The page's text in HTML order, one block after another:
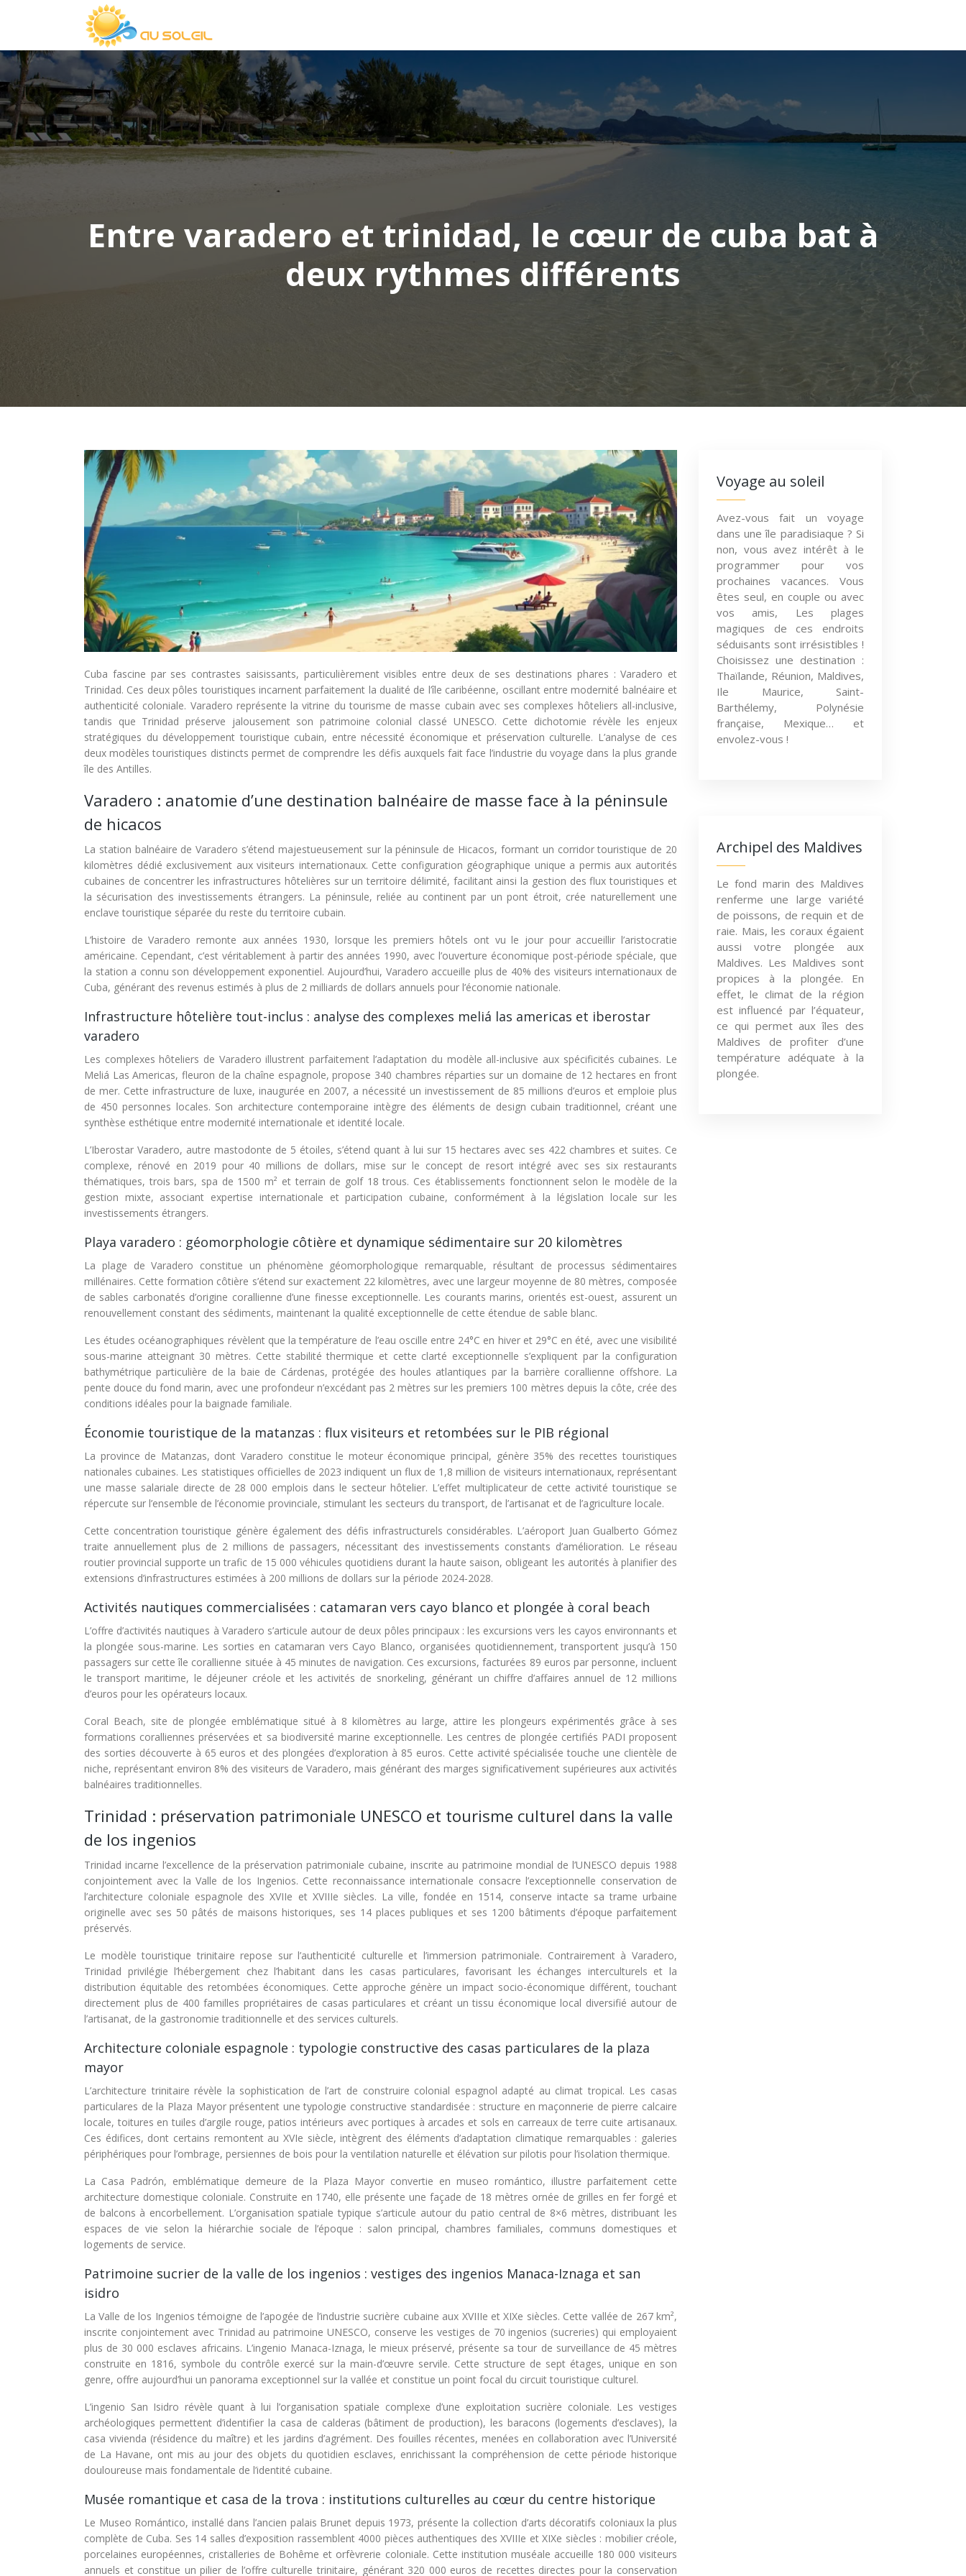
Entre varadero et trinidad, le cœur de cuba bat à
deux rythmes différents
Cuba fascine par ses contrastes saisissants, particulièrement visibles entre deux de ses destinations phares : Varadero et
Trinidad. Ces deux pôles touristiques incarnent parfaitement la dualité de l’île caribéenne, oscillant entre modernité balnéaire et
authenticité coloniale. Varadero représente la vitrine du tourisme de masse cubain avec ses complexes hôteliers all-inclusive,
tandis que Trinidad préserve jalousement son patrimoine colonial classé UNESCO. Cette dichotomie révèle les enjeux
stratégiques du développement touristique cubain, entre nécessité économique et préservation culturelle. L’analyse de ces
deux modèles touristiques distincts permet de comprendre les défis auxquels fait face l’industrie du voyage dans la plus grande
île des Antilles.
Varadero : anatomie d’une destination balnéaire de masse face à la péninsule
de hicacos
La station balnéaire de Varadero s’étend majestueusement sur la péninsule de Hicacos, formant un corridor touristique de 20
kilomètres dédié exclusivement aux visiteurs internationaux. Cette configuration géographique unique a permis aux autorités
cubaines de concentrer les infrastructures hôtelières sur un territoire délimité, facilitant ainsi la gestion des flux touristiques et
la sécurisation des investissements étrangers. La péninsule, reliée au continent par un pont étroit, crée naturellement une
enclave touristique séparée du reste du territoire cubain.
L’histoire de Varadero remonte aux années 1930, lorsque les premiers hôtels ont vu le jour pour accueillir l’aristocratie
américaine. Cependant, c’est véritablement à partir des années 1990, avec l’ouverture économique post-période spéciale, que
la station a connu son développement exponentiel. Aujourd’hui, Varadero accueille plus de 40% des visiteurs internationaux de
Cuba, générant des revenus estimés à plus de 2 milliards de dollars annuels pour l’économie nationale.
Infrastructure hôtelière tout-inclus : analyse des complexes meliá las americas et iberostar
varadero
Les complexes hôteliers de Varadero illustrent parfaitement l’adaptation du modèle all-inclusive aux spécificités cubaines. Le
Meliá Las Americas, fleuron de la chaîne espagnole, propose 340 chambres réparties sur un domaine de 12 hectares en front
de mer. Cette infrastructure de luxe, inaugurée en 2007, a nécessité un investissement de 85 millions d’euros et emploie plus
de 450 personnes locales. Son architecture contemporaine intègre des éléments de design cubain traditionnel, créant une
synthèse esthétique entre modernité internationale et identité locale.
L’Iberostar Varadero, autre mastodonte de 5 étoiles, s’étend quant à lui sur 15 hectares avec ses 422 chambres et suites. Ce
complexe, rénové en 2019 pour 40 millions de dollars, mise sur le concept de resort intégré avec ses six restaurants
thématiques, trois bars, spa de 1500 m² et terrain de golf 18 trous. Ces établissements fonctionnent selon le modèle de la
gestion mixte, associant expertise internationale et participation cubaine, conformément à la législation locale sur les
investissements étrangers.
Playa varadero : géomorphologie côtière et dynamique sédimentaire sur 20 kilomètres
La plage de Varadero constitue un phénomène géomorphologique remarquable, résultant de processus sédimentaires
millénaires. Cette formation côtière s’étend sur exactement 22 kilomètres, avec une largeur moyenne de 80 mètres, composée
de sables carbonatés d’origine corallienne d’une finesse exceptionnelle. Les courants marins, orientés est-ouest, assurent un
renouvellement constant des sédiments, maintenant la qualité exceptionnelle de cette étendue de sable blanc.
Les études océanographiques révèlent que la température de l’eau oscille entre 24°C en hiver et 29°C en été, avec une visibilité
sous-marine atteignant 30 mètres. Cette stabilité thermique et cette clarté exceptionnelle s’expliquent par la configuration
bathymétrique particulière de la baie de Cárdenas, protégée des houles atlantiques par la barrière corallienne offshore. La
pente douce du fond marin, avec une profondeur n’excédant pas 2 mètres sur les premiers 100 mètres depuis la côte, crée des
conditions idéales pour la baignade familiale.
Économie touristique de la matanzas : flux visiteurs et retombées sur le PIB régional
La province de Matanzas, dont Varadero constitue le moteur économique principal, génère 35% des recettes touristiques
nationales cubaines. Les statistiques officielles de 2023 indiquent un flux de 1,8 million de visiteurs internationaux, représentant
une masse salariale directe de 28 000 emplois dans le secteur hôtelier. L’effet multiplicateur de cette activité touristique se
répercute sur l’ensemble de l’économie provinciale, stimulant les secteurs du transport, de l’artisanat et de l’agriculture locale.
Cette concentration touristique génère également des défis infrastructurels considérables. L’aéroport Juan Gualberto Gómez
traite annuellement plus de 2 millions de passagers, nécessitant des investissements constants d’amélioration. Le réseau
routier provincial supporte un trafic de 15 000 véhicules quotidiens durant la haute saison, obligeant les autorités à planifier des
extensions d’infrastructures estimées à 200 millions de dollars sur la période 2024-2028.
Activités nautiques commercialisées : catamaran vers cayo blanco et plongée à coral beach
L’offre d’activités nautiques à Varadero s’articule autour de deux pôles principaux : les excursions vers les cayos environnants et
la plongée sous-marine. Les sorties en catamaran vers Cayo Blanco, organisées quotidiennement, transportent jusqu’à 150
passagers sur cette île corallienne située à 45 minutes de navigation. Ces excursions, facturées 89 euros par personne, incluent
le transport maritime, le déjeuner créole et les activités de snorkeling, générant un chiffre d’affaires annuel de 12 millions
d’euros pour les opérateurs locaux.
Coral Beach, site de plongée emblématique situé à 8 kilomètres au large, attire les plongeurs expérimentés grâce à ses
formations coralliennes préservées et sa biodiversité marine exceptionnelle. Les centres de plongée certifiés PADI proposent
des sorties découverte à 65 euros et des plongées d’exploration à 85 euros. Cette activité spécialisée touche une clientèle de
niche, représentant environ 8% des visiteurs de Varadero, mais générant des marges significativement supérieures aux activités
balnéaires traditionnelles.
Trinidad : préservation patrimoniale UNESCO et tourisme culturel dans la valle
de los ingenios
Trinidad incarne l’excellence de la préservation patrimoniale cubaine, inscrite au patrimoine mondial de l’UNESCO depuis 1988
conjointement avec la Valle de los Ingenios. Cette reconnaissance internationale consacre l’exceptionnelle conservation de
l’architecture coloniale espagnole des XVIIe et XVIIIe siècles. La ville, fondée en 1514, conserve intacte sa trame urbaine
originelle avec ses 50 pâtés de maisons historiques, ses 14 places publiques et ses 1200 bâtiments d’époque parfaitement
préservés.
Le modèle touristique trinitaire repose sur l’authenticité culturelle et l’immersion patrimoniale. Contrairement à Varadero,
Trinidad privilégie l’hébergement chez l’habitant dans les casas particulares, favorisant les échanges interculturels et la
distribution équitable des retombées économiques. Cette approche génère un impact socio-économique différent, touchant
directement plus de 400 familles propriétaires de casas particulares et créant un tissu économique local diversifié autour de
l’artisanat, de la gastronomie traditionnelle et des services culturels.
Architecture coloniale espagnole : typologie constructive des casas particulares de la plaza
mayor
L’architecture trinitaire révèle la sophistication de l’art de construire colonial espagnol adapté au climat tropical. Les casas
particulares de la Plaza Mayor présentent une typologie constructive standardisée : structure en maçonnerie de pierre calcaire
locale, toitures en tuiles d’argile rouge, patios intérieurs avec portiques à arcades et sols en carreaux de terre cuite artisanaux.
Ces édifices, dont certains remontent au XVIe siècle, intègrent des éléments d’adaptation climatique remarquables : galeries
périphériques pour l’ombrage, persiennes de bois pour la ventilation naturelle et élévation sur pilotis pour l’isolation thermique.
La Casa Padrón, emblématique demeure de la Plaza Mayor convertie en museo romántico, illustre parfaitement cette
architecture domestique coloniale. Construite en 1740, elle présente une façade de 18 mètres ornée de grilles en fer forgé et
de balcons à encorbellement. L’organisation spatiale typique s’articule autour du patio central de 8×6 mètres, distribuant les
espaces de vie selon la hiérarchie sociale de l’époque : salon principal, chambres familiales, communs domestiques et
logements de service.
Patrimoine sucrier de la valle de los ingenios : vestiges des ingenios Manaca-Iznaga et san
isidro
La Valle de los Ingenios témoigne de l’apogée de l’industrie sucrière cubaine aux XVIIIe et XIXe siècles. Cette vallée de 267 km²,
inscrite conjointement avec Trinidad au patrimoine UNESCO, conserve les vestiges de 70 ingenios (sucreries) qui employaient
plus de 30 000 esclaves africains. L’ingenio Manaca-Iznaga, le mieux préservé, présente sa tour de surveillance de 45 mètres
construite en 1816, symbole du contrôle exercé sur la main-d’œuvre servile. Cette structure de sept étages, unique en son
genre, offre aujourd’hui un panorama exceptionnel sur la vallée et constitue un point focal du circuit touristique culturel.
L’ingenio San Isidro révèle quant à lui l’organisation spatiale complexe d’une exploitation sucrière coloniale. Les vestiges
archéologiques permettent d’identifier la casa de calderas (bâtiment de production), les baracons (logements d’esclaves), la
casa vivienda (résidence du maître) et les jardins d’agrément. Des fouilles récentes, menées en collaboration avec l’Université
de La Havane, ont mis au jour des objets du quotidien esclaves, enrichissant la compréhension de cette période historique
douloureuse mais fondamentale de l’identité cubaine.
Musée romantique et casa de la trova : institutions culturelles au cœur du centre historique
Le Museo Romántico, installé dans l’ancien palais Brunet depuis 1973, présente la collection d’arts décoratifs coloniaux la plus
complète de Cuba. Ses 14 salles d’exposition rassemblent 4000 pièces authentiques des XVIIIe et XIXe siècles : mobilier créole,
porcelaines européennes, cristalleries de Bohême et orfèvrerie coloniale. Cette institution muséale accueille 180 000 visiteurs
annuels et constitue un pilier de l’offre culturelle trinitaire, générant 320 000 euros de recettes directes pour la conservation
Voyage au soleil
Avez-vous fait un voyage
dans une île paradisiaque ? Si
non, vous avez intérêt à le
programmer pour vos
prochaines vacances. Vous
êtes seul, en couple ou avec
vos amis, Les plages
magiques de ces endroits
séduisants sont irrésistibles !
Choisissez une destination :
Thaïlande, Réunion, Maldives,
Ile Maurice, Saint-
Barthélemy, Polynésie
française, Mexique… et
envolez-vous !
Archipel des Maldives
Le fond marin des Maldives
renferme une large variété
de poissons, de requin et de
raie. Mais, les coraux égaient
aussi votre plongée aux
Maldives. Les Maldives sont
propices à la plongée. En
effet, le climat de la région
est influencé par l’équateur,
ce qui permet aux îles des
Maldives de profiter d’une
température adéquate à la
plongée.